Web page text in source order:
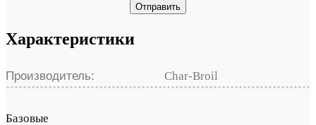
Отправить
Характеристики
Производитель: Char-Broil
Базовые